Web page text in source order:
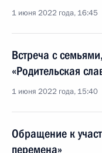
1 июня 2022 года, 16:45
Встреча с
«Родительская
1 июня 2022 года, 15:40
Обращение к
перемена»